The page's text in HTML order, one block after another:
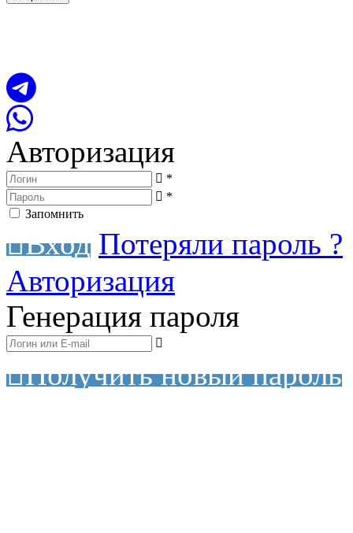
Авторизация
*
*
Запомнить
Вход Потеряли пароль ?
Авторизация
Генерация пароля
Получить новый пароль